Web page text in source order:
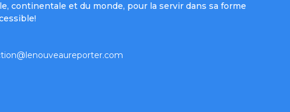
continentale et du monde, pour la servir dans sa forme